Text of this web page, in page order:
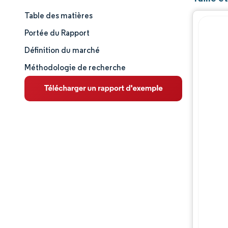
Taille et part de marché
Analyse du marché
Tendances et perspectives
Analyse des segments
Table des matières
Portée du Rapport
Définition du marché
Méthodologie de recherche